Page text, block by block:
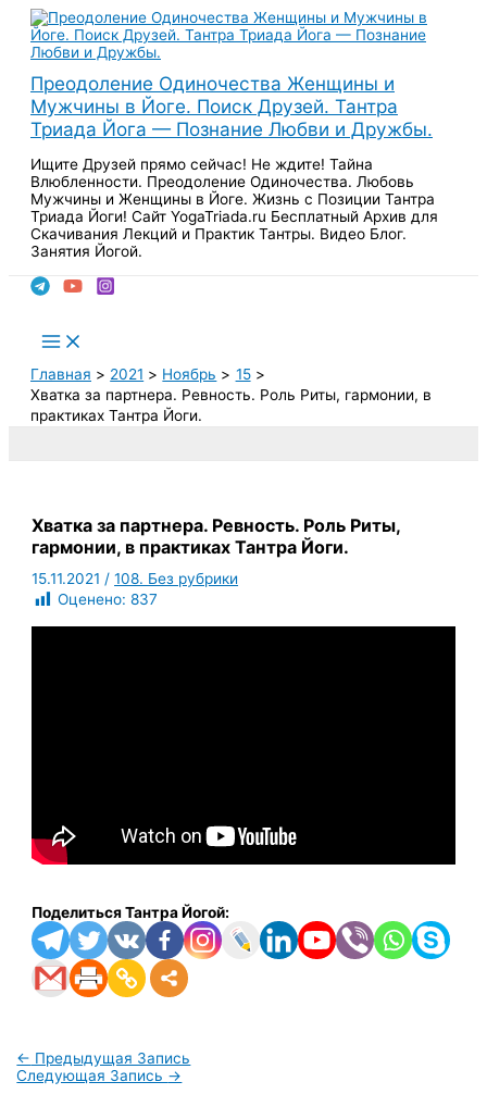
Перейти
содержимому
Преодоление Одиночества Женщины и
Мужчины в Йоге. Поиск Друзей. Тантра
Триада Йога — Познание Любви и Дружбы.
Ищите Друзей прямо сейчас! Не ждите! Тайна
Влюбленности. Преодоление Одиночества. Любовь
Мужчины и Женщины в Йоге. Жизнь с Позиции Тантра
Триада Йоги! Сайт YogaTriada.ru Бесплатный Архив для
Скачивания Лекций и Практик Тантры. Видео Блог.
Занятия Йогой.
Main
Menu
Главная
2021 Ноябрь
15
Хватка за партнера. Ревность. Роль Риты, гармонии, в
практиках Тантра Йоги.
Хватка за партнера. Ревность. Роль Риты,
гармонии, в практиках Тантра Йоги.
15.11.2021/108. Без рубрики
Оценено: 837
Поделиться Тантра Йогой:
← Предыдущая Запись
Следующая Запись →